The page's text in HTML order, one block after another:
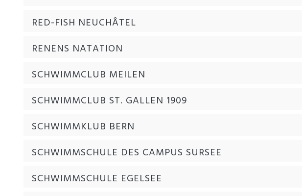
RED-FISH NEUCHÂTEL
RENENS NATATION
SCHWIMMCLUB MEILEN
SCHWIMMCLUB ST. GALLEN 1909
SCHWIMMKLUB BERN
SCHWIMMSCHULE DES CAMPUS SURSEE
SCHWIMMSCHULE EGELSEE